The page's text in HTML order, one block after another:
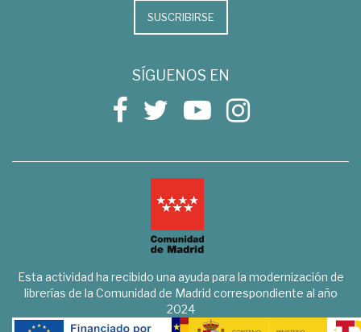
SUSCRIBIRSE
SÍGUENOS EN
Esta actividad ha recibido una ayuda para la modernización de
librerías de la Comunidad de Madrid correspondiente al año
2024